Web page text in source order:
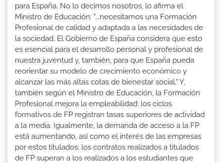
para España. No lo decimos nosotros, lo afirma el
Ministro de Educación: "...necesitamos una Formación
Profesional de calidad y adaptada a las necesidades de
la sociedad. El Gobierno de España considera que esto
es esencial para el desarrollo personal y profesional de
nuestra juventud y, también, para que España pueda
reorientar su modelo de crecimiento económico y
alcanzar las más altas cotas de bienestar social." Y,
también según el Ministro de Educación, la Formación
Profesional mejora la empleabilidad: los ciclos
formativos de FP registran tasas superiores de actividad
a la media. Igualmente, la demanda de acceso a la FP
está aumentando, así como el interés de las empresas
por estos titulados: los contratos realizados a titulados
de FP superan a los realizados a los estudiantes que